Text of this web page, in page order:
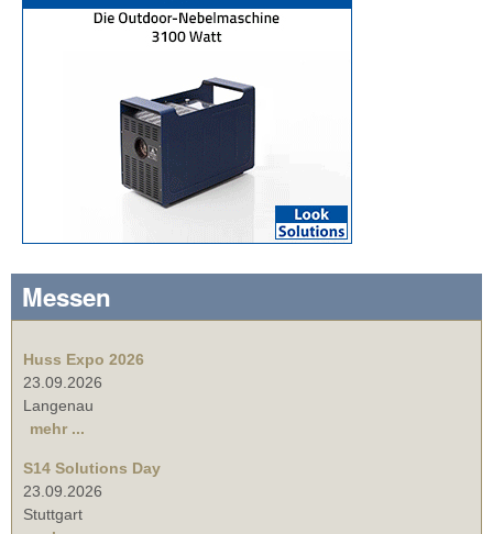
Messen
Huss Expo 2026
23.09.2026
Langenau
mehr ...
S14 Solutions Day
23.09.2026
Stuttgart